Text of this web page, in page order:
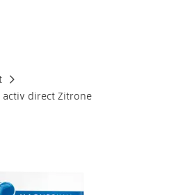
activ direct Zitrone